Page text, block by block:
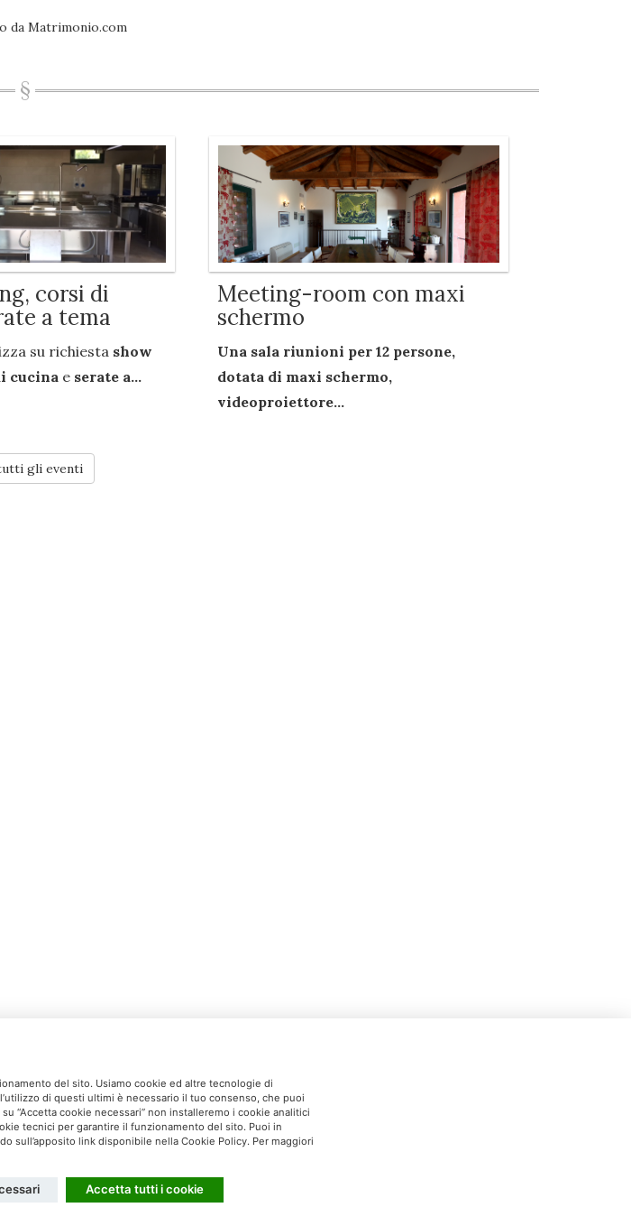
corsi di
a tema
su richiesta show
cucina e serate a...
Meeting-room con maxi
schermo
Una sala riunioni per 12 persone,
dotata di maxi schermo,
videoproiettore...
gli eventi
Ca’Milone
S. Pietro di Feletto (TV)
5179608 -info@camilone.com
del sito. Usiamo cookie ed altre tecnologie di
di questi ultimi è necessario il tuo consenso, che puoi
“Accetta cookie necessari” non installeremo i cookie analitici
tecnici per garantire il funzionamento del sito. Puoi in
sull’apposito link disponibile nella Cookie Policy. Per maggiori
Accetta tutti i cookie